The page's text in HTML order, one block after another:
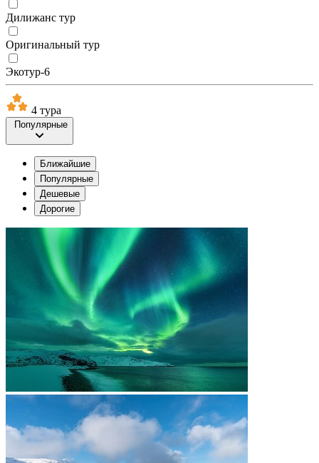
Дилижанс тур
Оригинальный тур
Экотур-6
4 тура
Популярные
Ближайшие
Популярные
Дешевые
Дорогие